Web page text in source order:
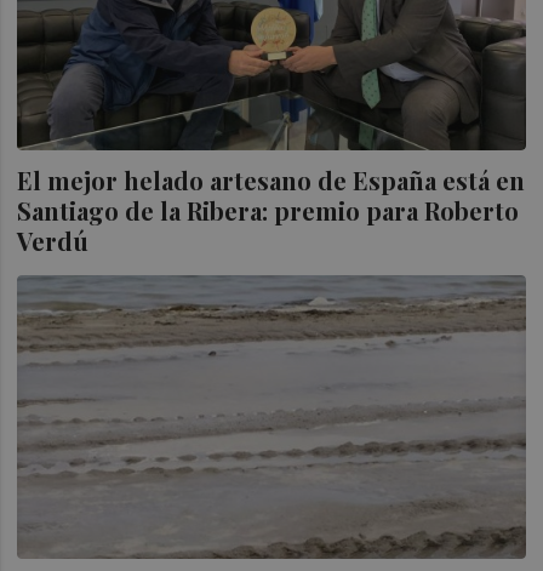
El mejor helado artesano de España está en
Santiago de la Ribera: premio para Roberto
Verdú